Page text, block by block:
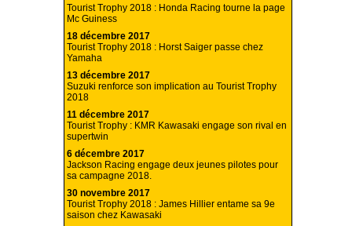
Tourist Trophy 2018 : Honda Racing tourne la page
Mc Guiness
18 décembre 2017
Tourist Trophy 2018 : Horst Saiger passe chez
Yamaha
13 décembre 2017
Suzuki renforce son implication au Tourist Trophy
2018
11 décembre 2017
Tourist Trophy : KMR Kawasaki engage son rival en
supertwin
6 décembre 2017
Jackson Racing engage deux jeunes pilotes pour
sa campagne 2018.
30 novembre 2017
Tourist Trophy 2018 : James Hillier entame sa 9e
saison chez Kawasaki